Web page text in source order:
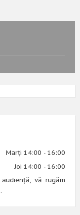
Marți 14:00 - 16:00
Joi 14:00 - 16:00
vă rugăm
.